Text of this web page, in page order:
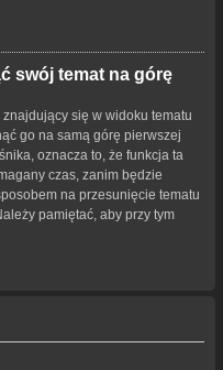
swój temat na górę
się w widoku tematu
go na samą górę pierwszej
oznacza to, że funkcja ta
czas, zanim będzie
na przesunięcie tematu
pamiętać, aby przy tym